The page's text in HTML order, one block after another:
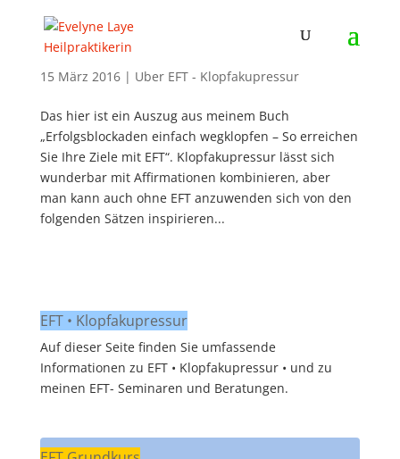
Positive Sätze, Affirmationen, Afformationen
15 März 2016| Über EFT - Klopfakupressur
Das hier ist ein Auszug aus meinem Buch
„Erfolgsblockaden einfach wegklopfen – So erreichen
Sie Ihre Ziele mit EFT“. Klopfakupressur lässt sich
wunderbar mit Affirmationen kombinieren, aber
man kann auch ohne EFT anzuwenden sich von den
folgenden Sätzen inspirieren...
EFT • Klopfakupressur
Auf dieser Seite finden Sie umfassende
Informationen zu EFT • Klopfakupressur • und zu
meinen EFT- Seminaren und Beratungen.